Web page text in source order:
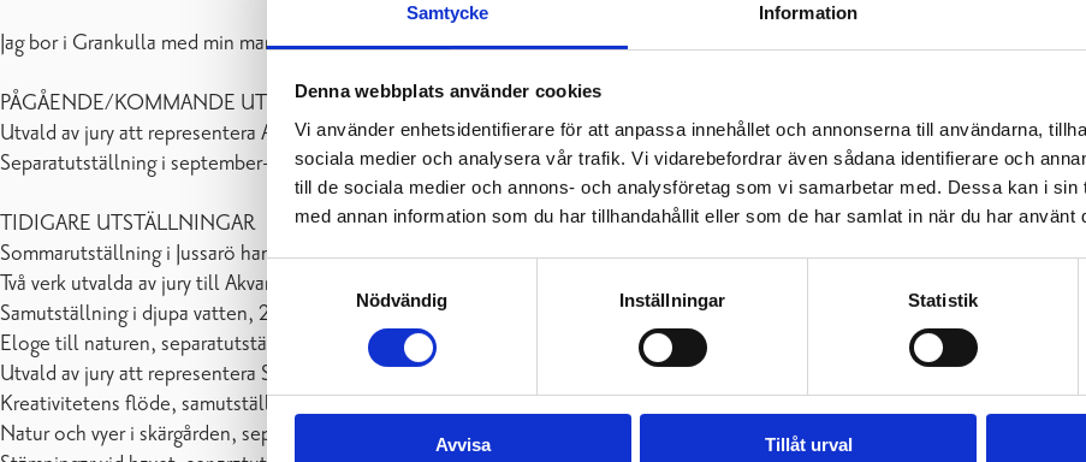
Samtycke Information
Denna webbplats använder cookies
Vi använder enhetsidentifierare för att anpassa innehållet och annonserna till användarna,
sociala medier och analysera vår trafik. Vi vidarebefordrar även sådana identifierare och
till de sociala medier och annons- och analysföretag som vi samarbetar med. Dessa kan i sin
med annan information som du har tillhandahållit eller som de har samlat in när du har använt
Nödvändig
Inställningar Statistik
Avvisa Tillåt urval
Jag bor i Grankulla med min man, hund och katt. Vi är båda företagare.
PÅGÅENDE/KOMMANDE UTSTÄLLNINGAR
Utvald av jury att representera Akvarellkonstföreningen i Finlands rf i European Confederation of Watercolor Societies
Separatutställning i september-oktober 2026, Galleriet i Grankulla stadshus
TIDIGARE UTSTÄLLNINGAR
Sommarutställning i Jussarö hamncafé 5.6-31.7.2026
Två verk utvalda av jury till Akvarellkonstföreningen i Finland rf:s årsutställning Minun Itämereni (Östersjön för mig, egen
Samutställning i djupa vatten, 24.4-14.5.2026 i Galleri Art Frida, Helsingfors
Eloge till naturen, separatutställning 20.9-18.10.2024, Galleriet i Grankulla bibliotek
Utvald av jury att representera Suomen Akvarellitaiteen Yhdisys ry i European Confederation of Watercolor Societies
Kreativitetens flöde, samutställning i Akvart-galleriet, 2024
Natur och vyer i skärgården, separatutställning i galleriet i Hangö bibliotek, 2023